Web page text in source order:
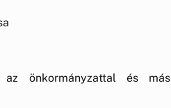
önkormányzattal és más